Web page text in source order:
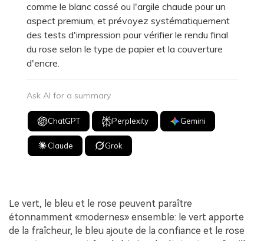
comme le blanc cassé ou l'argile chaude pour un
aspect premium, et prévoyez systématiquement
des tests d'impression pour vérifier le rendu final
du rose selon le type de papier et la couverture
d'encre.
Ask AI for a summary
ChatGPT Perplexity Gemini
Claude Grok
Le vert, le bleu et le rose peuvent paraître
étonnamment «modernes» ensemble: le vert apporte
de la fraîcheur, le bleu ajoute de la confiance et le rose